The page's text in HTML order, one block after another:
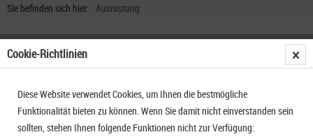
Sie befinden sich hier: Ausrüstung
Cookie-Richtlinien
Diese Website verwendet Cookies, um Ihnen die bestmögliche
Funktionalität bieten zu können. Wenn Sie damit nicht einverstanden sein
sollten, stehen Ihnen folgende Funktionen nicht zur Verfügung: